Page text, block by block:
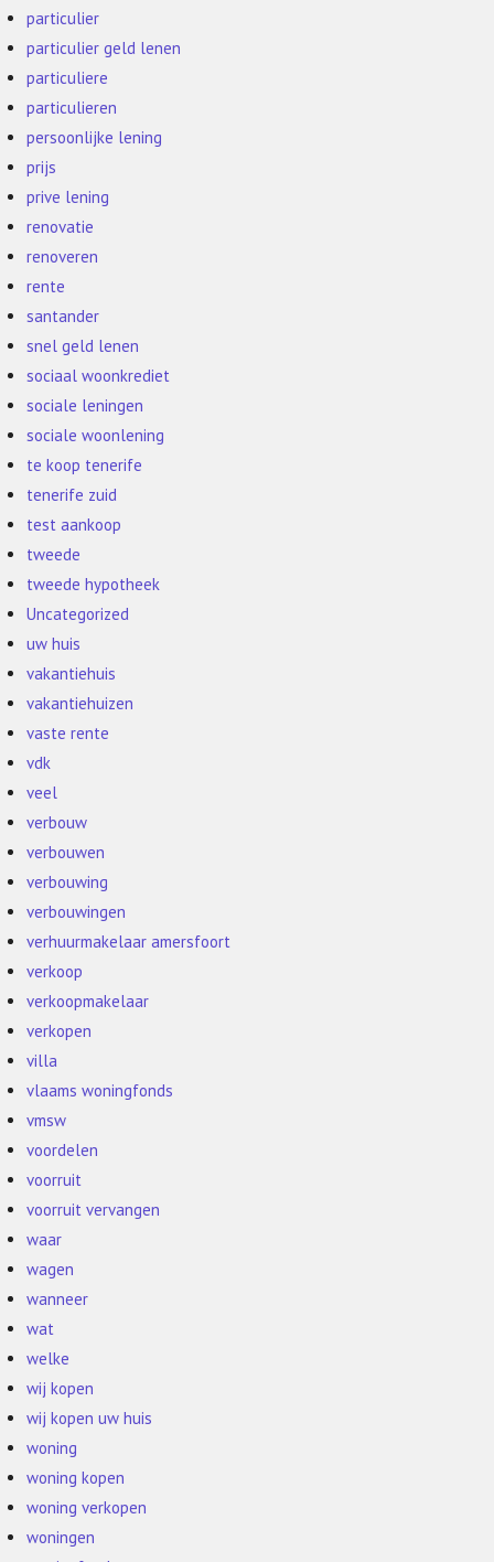
particulier
particulier geld lenen
particuliere
particulieren
persoonlijke lening
prijs
prive lening
renovatie
renoveren
rente
santander
snel geld lenen
sociaal woonkrediet
sociale leningen
sociale woonlening
te koop tenerife
tenerife zuid
test aankoop
tweede
tweede hypotheek
Uncategorized
uw huis
vakantiehuis
vakantiehuizen
vaste rente
vdk
veel
verbouw
verbouwen
verbouwing
verbouwingen
verhuurmakelaar amersfoort
verkoop
verkoopmakelaar
verkopen
villa
vlaams woningfonds
vmsw
voordelen
voorruit
voorruit vervangen
waar
wagen
wanneer
wat
welke
wij kopen
wij kopen uw huis
woning
woning kopen
woning verkopen
woningen